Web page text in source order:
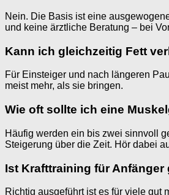
Nein. Die Basis ist eine
und keine ärztliche Beratung – bei
Kann ich gleichzeitig Fett
Für Einsteiger und nach längeren
meist mehr, als sie bringen.
Wie oft sollte ich eine
Häufig werden ein bis zwei sinnvoll
Steigerung über die Zeit. Hör dabei
Ist Krafttraining für Anfänger
Richtig ausgeführt ist es für viele gut